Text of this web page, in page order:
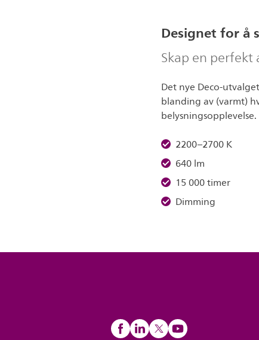
Designet for å
Skap en
Det nye Deco-
blanding av (varmt)
belysningsopplevelse.
2200–2700 K
640 lm
15 000 timer
Dimming